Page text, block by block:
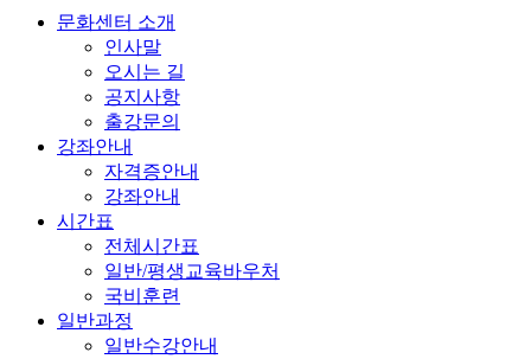
문화센터 소개
인사말
오시는 길
공지사항
출강문의
강좌안내
자격증안내
강좌안내
시간표
전체시간표
일반/평생교육바우처
국비훈련
일반과정
일반수강안내